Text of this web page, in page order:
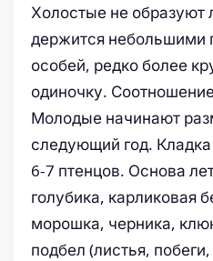
Холостые не образуют
держится небольшими
особей, редко более
одиночку.
Молодые начинают
следующий год.
6-7 птенцов. Основа
голубика, карликовая
морошка, черника,
подбел (листья,